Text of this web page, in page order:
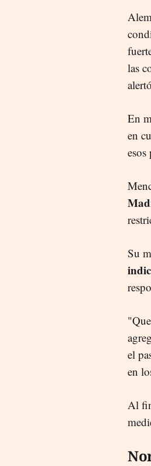
las
En
en
Su
el
en
Al